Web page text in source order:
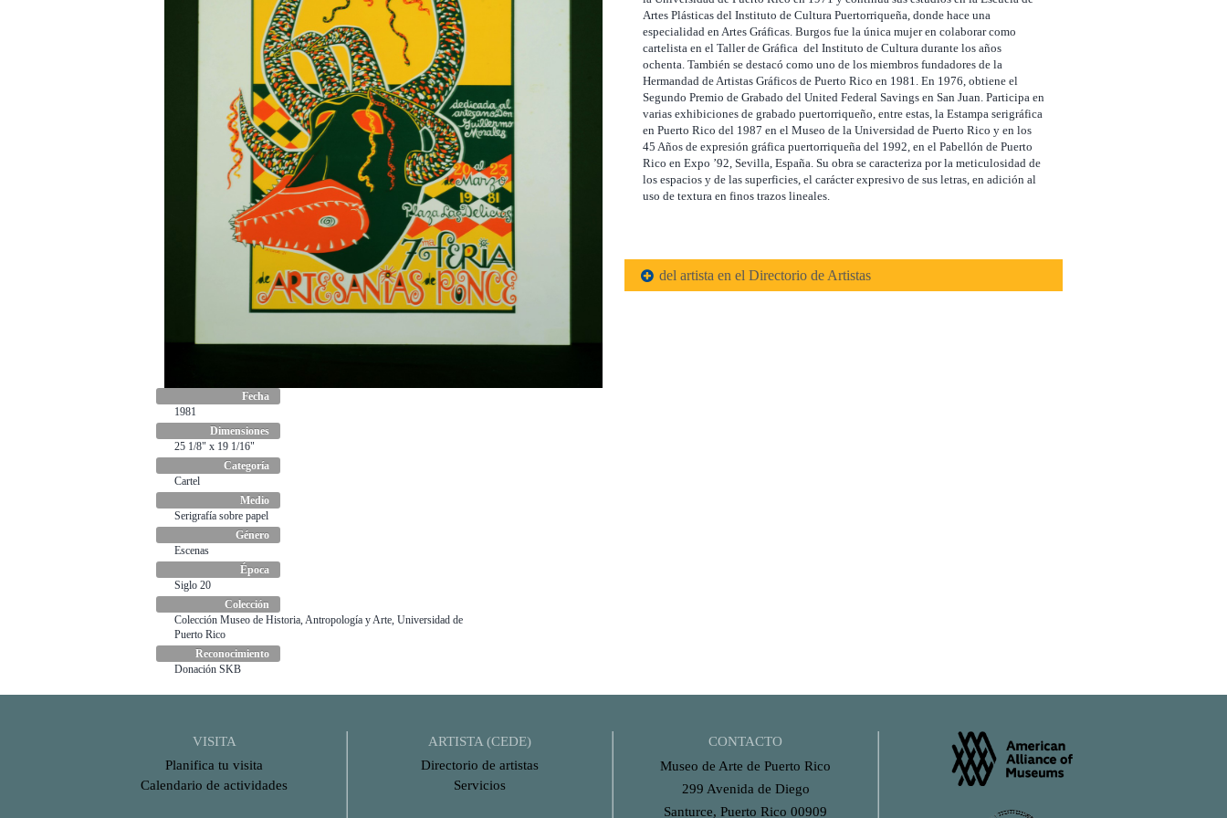
Fecha
1981
Dimensiones
25 1/8" x 19 1/16"
Categoría
Cartel
Medio
Serigrafía sobre papel
Género
Escenas
Época
Siglo 20
Colección
Colección Museo de Historia, Antropología y Arte, Universidad de
Puerto Rico
Reconocimiento
Donación SKB
Artes Plásticas del Instituto de Cultura Puertorriqueña, donde hace una
especialidad en Artes Gráficas. Burgos fue la única mujer en colaborar como
cartelista en el Taller de Gráfica del Instituto de Cultura durante los años
ochenta. También se destacó como uno de los miembros fundadores de la
Hermandad de Artistas Gráficos de Puerto Rico en 1981. En 1976, obtiene el
Segundo Premio de Grabado del United Federal Savings en San Juan. Participa en
varias exhibiciones de grabado puertorriqueño, entre estas, la Estampa serigráfica
en Puerto Rico del 1987 en el Museo de la Universidad de Puerto Rico y en los
45 Años de expresión gráfica puertorriqueña del 1992, en el Pabellón de Puerto
Rico en Expo ’92, Sevilla, España. Su obra se caracteriza por la meticulosidad de
los espacios y de las superficies, el carácter expresivo de sus letras, en adición al
uso de textura en finos trazos lineales.
del artista en el Directorio de Artistas
VISITA
Planifica tu visita
Calendario de actividades
ARTISTA (CEDE)
Directorio de artistas
Servicios
CONTACTO
Museo de Arte de Puerto Rico
299 Avenida de Diego
Santurce, Puerto Rico 00909